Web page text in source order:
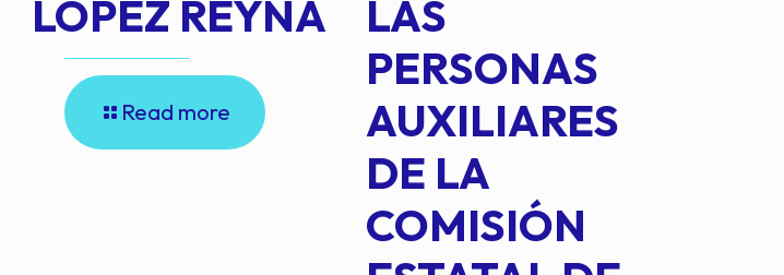
LOPEZ REYNA
Read more
LAS
PERSONAS
AUXILIARES
DE LA
COMISIÓN